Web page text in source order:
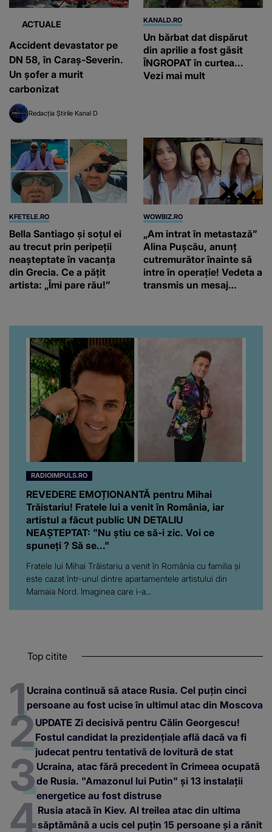
ACTUALE
Accident devastator pe
DN 58, în Caraș-Severin.
Un șofer a murit
carbonizat
Redacția Știrile Kanal D
KANALD.RO
Un bărbat dat dispărut
din aprilie a fost găsit
ÎNGROPAT în curtea...
Vezi mai mult
KFETELE.RO
Bella Santiago și soțul ei
au trecut prin peripeții
neașteptate în vacanța
din Grecia. Ce a pățit
artista: „Îmi pare rău!”
WOWBIZ.RO
„Am intrat în metastază”
Alina Pușcău, anunț
cutremurător înainte să
intre în operație! Vedeta a
transmis un mesaj
RADIOIMPULS.RO
REVEDERE EMOȚIONANTĂ pentru Mihai
Trăistariu! Fratele lui a venit în România, iar
artistul a făcut public UN DETALIU
NEAȘTEPTAT: "Nu știu ce să-i zic. Voi ce
spuneți ? Să se..."
Fratele lui Mihai Trăistariu a venit în România cu familia și
este cazat într-unul dintre apartamentele artistului din
Mamaia Nord. Imaginea care i-a...
Top citite
Ucraina continuă să atace Rusia. Cel puțin cinci
persoane au fost ucise în ultimul atac din Moscova
UPDATE Zi decisivă pentru Călin Georgescu!
Fostul candidat la prezidențiale află dacă va fi
judecat pentru tentativă de lovitură de stat
Ucraina, atac fără precedent în Crimeea ocupată
de Rusia. "Amazonul lui Putin" și 13 instalații
energetice au fost distruse
Rusia atacă în Kiev. Al treilea atac din ultima
săptămână a ucis cel puțin 15 persoane și a rănit